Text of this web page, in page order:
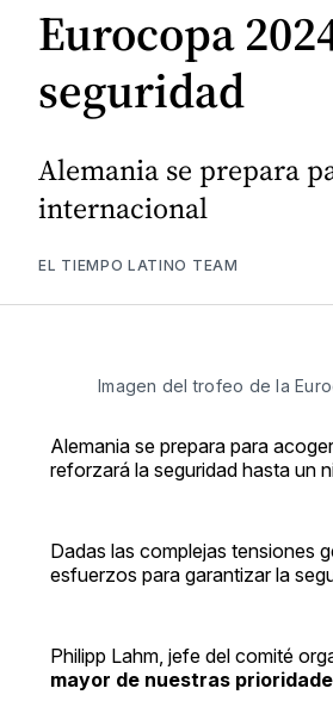
Eurocopa
seguridad
Alemania se prepara
internacional
EL TIEMPO LATINO TEAM
Imagen del trofeo de la
Alemania se prepara para
reforzará la seguridad hasta un
Dadas las complejas tensiones
esfuerzos para garantizar la
Philipp Lahm, jefe del comité
mayor de nuestras